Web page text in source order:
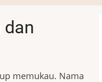
dan
memukau. Nama